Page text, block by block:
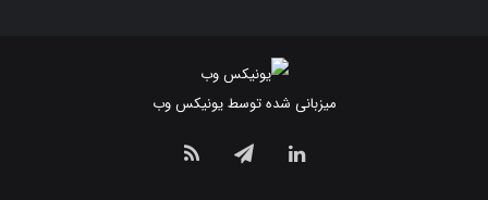
میزبانی شده توسط یونیکس وب
لینکداین تلگرام